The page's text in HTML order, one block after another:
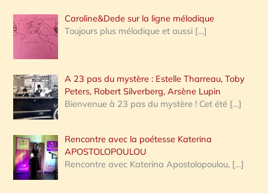
Caroline&Dede sur la ligne mélodique
Toujours plus mélodique et aussi […]
A 23 pas du mystère : Estelle Tharreau, Toby
Peters, Robert Silverberg, Arsène Lupin
Bienvenue à 23 pas du mystère ! Cet été […]
Rencontre avec la poétesse Katerina
APOSTOLOPOULOU
Rencontre avec Katerina Apostolopoulou, […]